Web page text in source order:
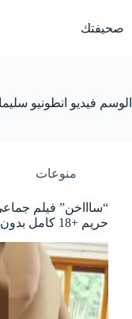
المحتوى
صحيفتك
الوسم فيديو انطونيو
منوعات
“ساااخن” فيلم
حريم +18 كامل بدون حذف